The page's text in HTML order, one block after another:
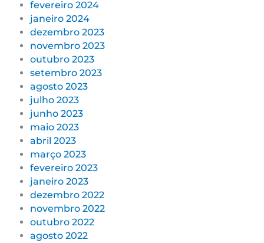
fevereiro 2024
janeiro 2024
dezembro 2023
novembro 2023
outubro 2023
setembro 2023
agosto 2023
julho 2023
junho 2023
maio 2023
abril 2023
março 2023
fevereiro 2023
janeiro 2023
dezembro 2022
novembro 2022
outubro 2022
agosto 2022